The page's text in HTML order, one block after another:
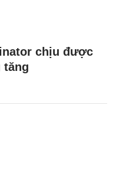
chịu được
tăng